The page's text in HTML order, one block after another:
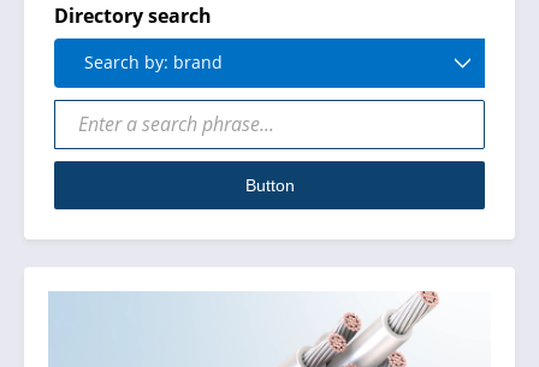
Directory search
Search by: brand
Button